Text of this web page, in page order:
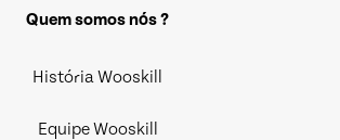
Quem somos nós ?
História Wooskill
Equipe Wooskill